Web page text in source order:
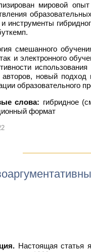
мировой
инструменты
смешанного
и электронного
новый подход
образовательного
слова: гибридное
формат
Настоящая статья